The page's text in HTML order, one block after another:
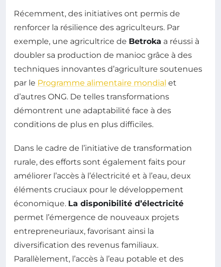
Récemment, des initiatives ont permis de
renforcer la résilience des agriculteurs. Par
exemple, une agricultrice de Betroka a réussi à
doubler sa production de manioc grâce à des
techniques innovantes d’agriculture soutenues
par le Programme alimentaire mondial et
d’autres ONG. De telles transformations
démontrent une adaptabilité face à des
conditions de plus en plus difficiles.
Dans le cadre de l’initiative de transformation
rurale, des efforts sont également faits pour
améliorer l’accès à l’électricité et à l’eau, deux
éléments cruciaux pour le développement
économique. La disponibilité d’électricité
permet l’émergence de nouveaux projets
entrepreneuriaux, favorisant ainsi la
diversification des revenus familiaux.
Parallèlement, l’accès à l’eau potable et des